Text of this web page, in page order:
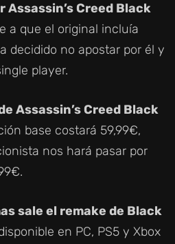
Creed Black
a que el original incluía
decidido no apostar por él y
player.
Assassin’s Creed Black
base costará 59,99€,
nos hará pasar por
sale el remake de Black
en PC, PS5 y Xbox